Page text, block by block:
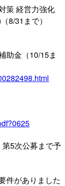
策 経営力強化
8/31まで）
助金（10/15ま
5次公募まで予
件がありました